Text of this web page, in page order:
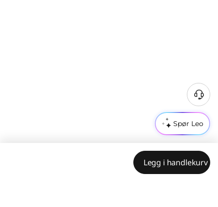
Spør Leo
Legg i handlekurv